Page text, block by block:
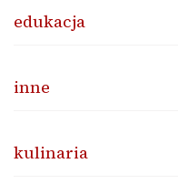
edukacja
inne
kulinaria